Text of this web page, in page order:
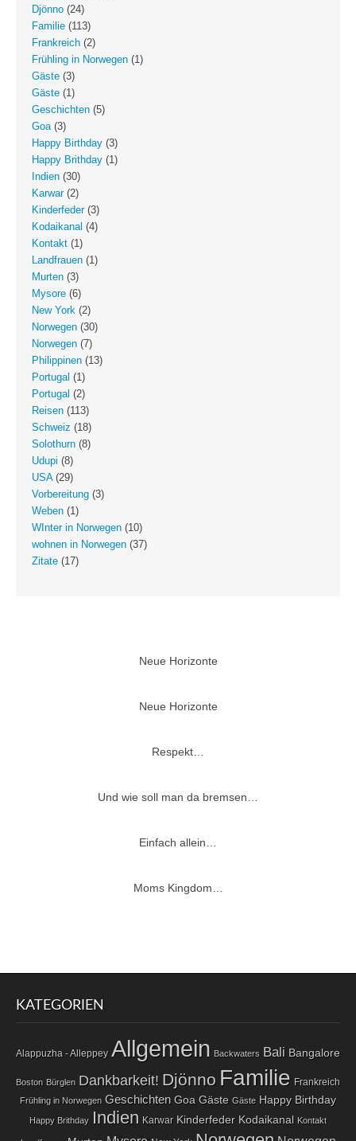
Djönno (24)
Familie (113)
Frankreich (2)
Frühling in Norwegen (1)
Gäste (3)
Gäste (1)
Geschichten (5)
Goa(3)
Happy Birthday (3)
Happy Brithday (1)
Indien (30)
Karwar(2)
Kinderfeder(3)
Kodaikanal (4)
Kontakt (1)
Landfrauen (1)
Murten (3)
Mysore (6)
New York (2)
Norwegen (30)
Norwegen (7)
Philippinen (13)
Portugal (1)
Portugal (2)
Reisen (113)
Schweiz (18)
Solothurn (8)
Udupi (8)
USA(29)
Vorbereitung (3)
Weben (1)
WInter in Norwegen (10)
wohnen in Norwegen (37)
Zitate (17)
Neue Horizonte
Neue Horizonte
Respekt…
Und wie soll man da bremsen…
Einfach allein…
Moms Kingdom…
KATEGORIEN
Alappuzha - Alleppey Allgemein Backwaters Bali Bangalore
Boston Bürglen Dankbarkeit! Djönno Familie Frankreich
Frühling in Norwegen Geschichten Goa Gäste Gäste Happy Birthday
Happy Brithday Indien Karwar Kinderfeder Kodaikanal Kontakt